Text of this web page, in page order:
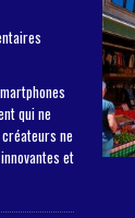
qui ne
ne
et